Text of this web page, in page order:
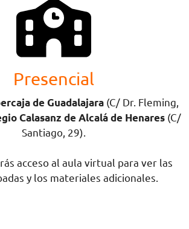
Presencial
de Guadalajara(C/ Dr. Fleming,
Calasanz de Alcalá de Henares(C/
Santiago, 29).
acceso al aula virtual para ver las
y los materiales adicionales.